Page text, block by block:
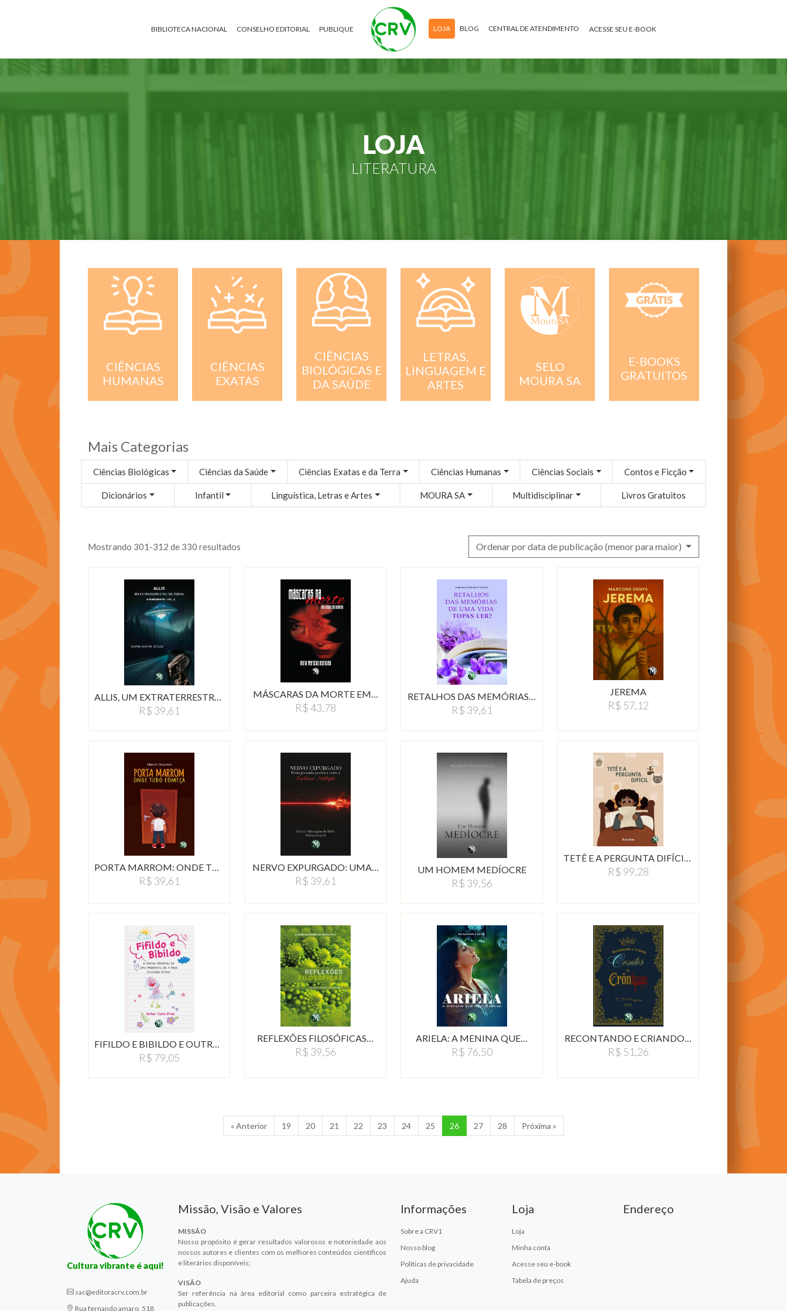
BIBLIOTECA NACIONAL CONSELHO EDITORIAL PUBLIQUE LOJA BLOG CENTRAL DE ATENDIMENTO ACESSE SEU E-BOOK
LOJA
LITERATURA
CIÊNCIAS
HUMANAS
CIÊNCIAS
EXATAS
CIÊNCIAS
BIOLÓGICAS E
DA SAÚDE
LETRAS,
LINGUAGEM E
ARTES
SELO
MOURA SA
E-BOOKS
GRATUITOS
Mais Categorias
Ciências Biológicas Ciências da Saúde Ciências Exatas e da Terra Ciências Humanas Ciências Sociais Contos e Ficção
Dicionários Infantil Linguística, Letras e Artes MOURA SA Multidisciplinar Livros Gratuitos
Mostrando 301-312 de 330 resultados Ordenar por data de publicação (menor para maior)
R$ 39,61
MÁSCARAS DA MORTE EM…
R$ 43,78
RETALHOS DAS MEMÓRIAS…
R$ 39,61
JEREMA
R$ 57,12
R$ 39,61
NERVO EXPURGADO: UMA…
R$ 39,61
UM HOMEM MEDÍOCRE
R$ 39,56
TETÊ E A PERGUNTA DIFÍCIL…
R$ 99,28
R$ 79,05
REFLEXÕES FILOSÓFICAS…
R$ 39,56
ARIELA: A MENINA QUE…
R$ 76,50
RECONTANDO E CRIANDO…
R$ 51,26
« Anterior 19 20 21 22 23 24 25 26 27 28 Próxima »
Cultura vibrante é aqui!
sac@editoracrv.com.br
Rua fernando amaro, 518
Missão, Visão e Valores
MISSÃO
Nosso propósito é gerar resultados valorosos e notoriedade aos
nossos autores e clientes com os melhores conteúdos científicos
e literários disponíveis;
VISÃO
Ser referência na área editorial como parceira estratégica de
publicações.
Informações
Sobre a CRV1
Nosso blog
Políticas de privacidade
Ajuda
Loja
Loja
Minha conta
Acesse seu e-book
Tabela de preços
Endereço